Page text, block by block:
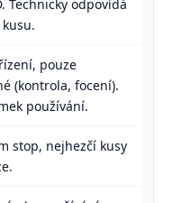
Technicky odpovídá
pouze
(kontrola, focení).
používání.
stop, nejhezčí kusy